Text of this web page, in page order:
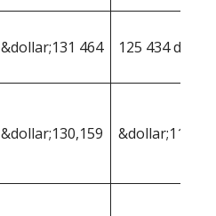
&dollar;131 464 125 434 dollar
&dollar;130,159